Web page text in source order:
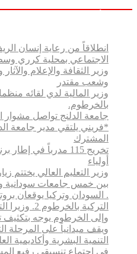
انطلاقاً من رعاية إنسان
الاجتماعي بمحلية
وزير الثقافة والإعلام
وشعب مقتدر
وزير المالية لدي لقائه
بالخرطوم.
جامعة الدلنج تواصل
*فريني يلتقي مدير جامعة
المشترك
تخريج 115 مدرباً في
أولياء
وزير التعليم العالي يختتم
بين خمس جامعات سودانية
. السودان وتركيا يوقعان
التركية بالخرطوم 2. وزيرا التعليم
وإلى الخرطوم يوجه بتكثيف
ويقف ميدانياً على المرحلة
التنمية البشرية وأكاديمية
في اجتماع تنسيقي رفيع